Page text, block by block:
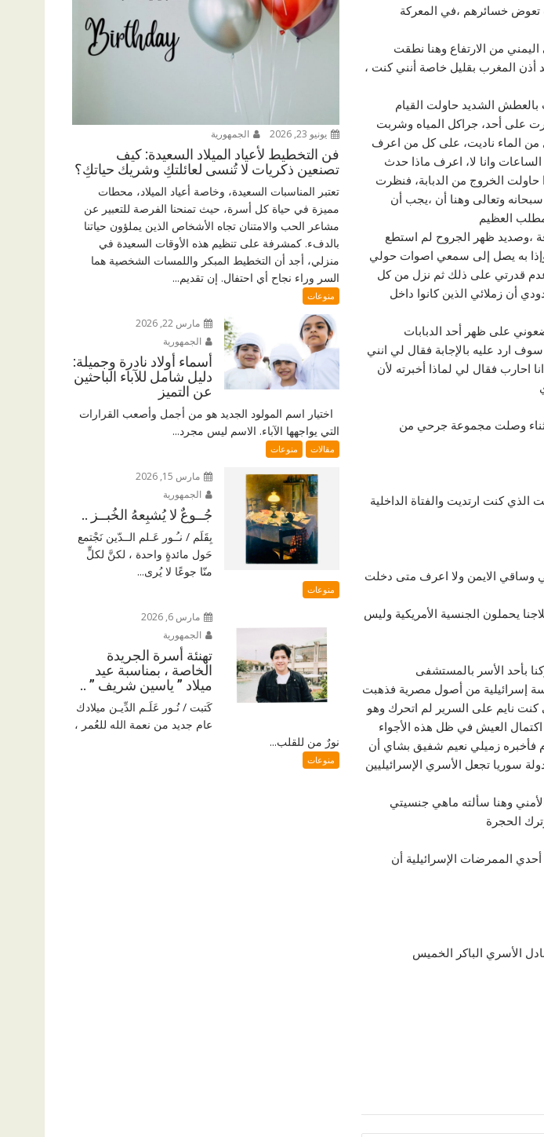
تعوض خسائرهم ،في المعركة
من الارتفاع وهنا نطقت
المغرب بقليل خاصة أنني كنت ،
أحسست بالعطش الشديد حاولت القيام
على أحد، جراكل المياه وشربت
من الماء ناديت، على كل من اعرف
وانا لا، اعرف ماذا حدث
أنني أجد أن من كانوا معي ،هما عدد 2 أنهم استشهدوا حاولت الخروج من الدبابة، فنظرت
وتعالى وهنا أن ،يجب أن
العظيم
ملابسي ممزقة ،وصديد ظهر الجروح لم استطع
به يصل إلى سمعي اصوات حولي
واخبرتهم عدم قدرتي على ذلك ثم نزل من كل
أن زملائي الذين كانوا داخل
على ظهر أحد الدبابات
ارد عليه بالإجابة فقال لي انني
5 يونيو 1967 هذا أخبرته أتدري لماذا انا احارب فقال لي لماذا أخبرته لأن
وصلت مجموعة جرحي من
كنت ارتديت والفتاة الداخلية
وساقي الايمن ولا اعرف متى دخلت
يحملون الجنسية الأمريكية وليس
بأحد الأسر بالمستشفى
إسرائيلية من أصول مصرية فذهبت
كنت نايم على السرير لم اتحرك وهو
العيش في ظل هذه الأجواء
زميلي نعيم شفيق بشاي أن
سوريا تجعل الأسري الإسرائيليين
وهنا سألته ماهي جنسيتي
الحجرة
أحدي الممرضات الإسرائيلية أن
تواصل اتفاقيات 101 ألي أن يأتي اليوم 14/11/1973 لانه تم تبادل الأسري الباكر الخميس
يونيو 23, 2026 الجمهورية
فن التخطيط لأعياد الميلاد السعيدة: كيف
تصنعين ذكريات لا تُنسى لعائلتكِ وشريك حياتكِ؟
تعتبر المناسبات السعيدة، وخاصة أعياد الميلاد، محطات
مميزة في حياة كل أسرة، حيث تمنحنا الفرصة للتعبير عن
مشاعر الحب والامتنان تجاه الأشخاص الذين يملؤون حياتنا
بالدفء. كمشرفة على تنظيم هذه الأوقات السعيدة في
منزلي، أجد أن التخطيط المبكر واللمسات الشخصية هما
السر وراء نجاح أي احتفال. إن تقديم...
منوعات
مارس 22, 2026
الجمهورية
أسماء أولاد نادرة وجميلة:
دليل شامل للآباء الباحثين
عن التميز
اختيار اسم المولود الجديد هو من أجمل وأصعب القرارات
التي يواجهها الآباء. الاسم ليس مجرد...
مقالات منوعات
مارس 15, 2026
الجمهورية
جُــوعٌ لا يُشبِعهُ الخُبــز ..
بِقَلَم / نـُـور عَـلم الــدّين نَجْتمع
حَول مائدةٍ واحدة ، لكنَّ لكلٍّ
منّا جوعًا لا يُرى...
منوعات
مارس 6, 2026
الجمهورية
تهنئة أسرة الجريدة
الخاصة ، بمناسبة عيد
ميلاد ” ياسين شريف ” ..
كَتبت / نُـور عَلَـم الدِّيـن ميلادك
عام جديد من نعمة الله للعُمر ،
نورٌ من للقلب...
منوعات